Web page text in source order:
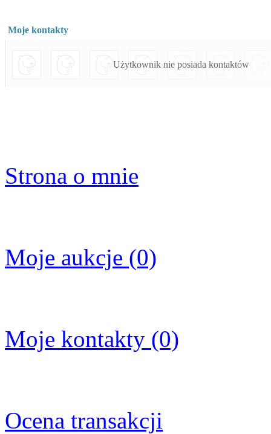
Moje kontakty
Użytkownik nie posiada kontaktów
Strona o mnie
Moje aukcje (0)
Moje kontakty (0)
Ocena transakcji